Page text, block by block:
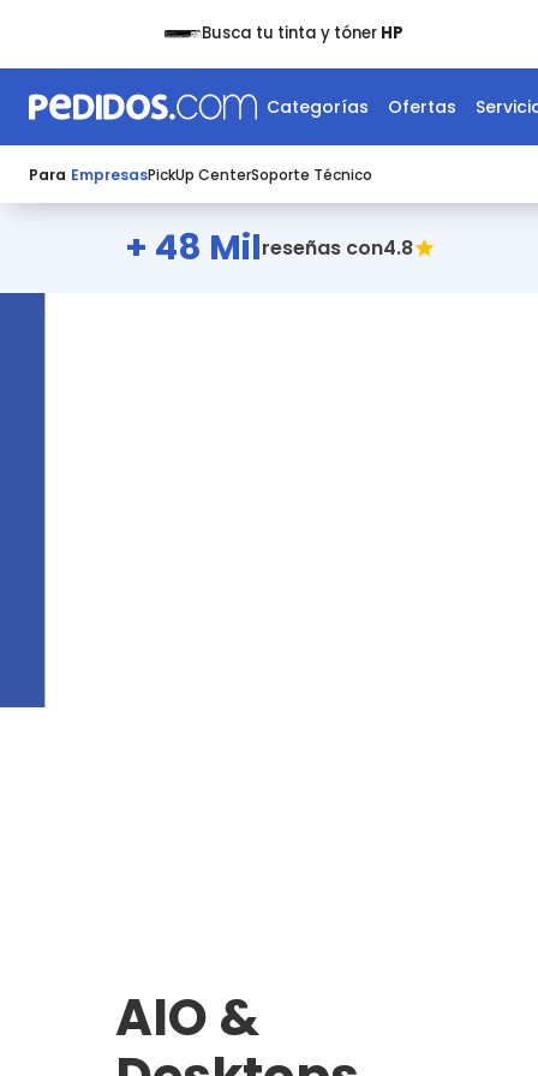
Busca tu tinta y tónerHP
Categorías Ofertas
Para EmpresasPickUp CenterSoporte Técnico
+ 48 Milreseñas con4.8
AIO &